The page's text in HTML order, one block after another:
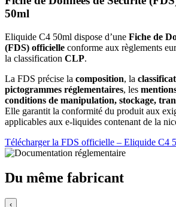
50ml
Eliquide C4 50ml dispose d’une Fiche de
(FDS) officielle conforme aux règlements
la classification CLP.
La FDS précise la composition, la
pictogrammes réglementaires, les
conditions de manipulation, stockage,
Elle garantit la conformité du produit aux
applicables aux e-liquides contenant de la
Télécharger la FDS officielle – Eliquide C4
Du même fabricant
‹